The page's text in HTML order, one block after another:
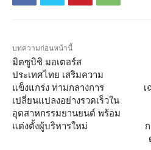
บทความก่อนหน้านี้
มิตซูบิชิ มอเตอร์ส
ประเทศไทย เสริมความ
แข็งแกร่ง ท่ามกลางการ
เปลี่ยนแปลงอย่างรวดเร็วใน
อุตสาหกรรมยานยนต์ พร้อม
แต่งตั้งผู้บริหารใหม่